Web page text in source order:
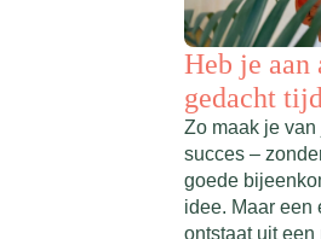
Heb je aan
gedacht
Zo maak je
succes –
goede
idee. Maar een
ontstaat uit een